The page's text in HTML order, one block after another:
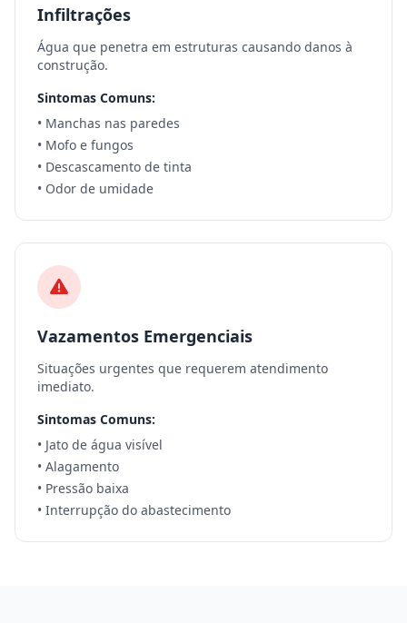
Infiltrações
Água que penetra em estruturas causando danos à
construção.
Sintomas Comuns:
• Manchas nas paredes
• Mofo e fungos
• Descascamento de tinta
• Odor de umidade
Vazamentos Emergenciais
Situações urgentes que requerem atendimento
imediato.
Sintomas Comuns:
• Jato de água visível
• Alagamento
• Pressão baixa
• Interrupção do abastecimento